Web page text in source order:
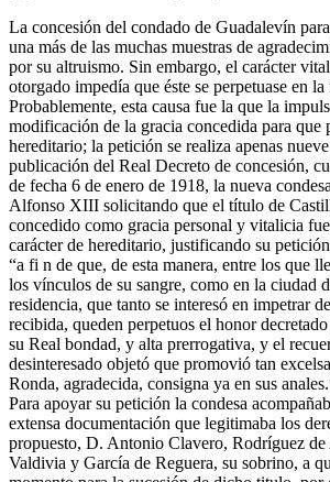
La concesión del condado de Guadalevín
una más de las muchas muestras de
por su altruismo. Sin embargo, el carácter
otorgado impedía que éste se perpetuase en
Probablemente, esta causa fue la que la
modificación de la gracia concedida para que
hereditario; la petición se realiza apenas
publicación del Real Decreto de concesión,
de fecha 6 de enero de 1918, la nueva
Alfonso XIII solicitando que el título de
concedido como gracia personal y vitalicia
carácter de hereditario, justificando su
“a fi n de que, de esta manera, entre los que
los vínculos de su sangre, como en la ciudad
residencia, que tanto se interesó en impetrar
recibida, queden perpetuos el honor
su Real bondad, y alta prerrogativa, y el
desinteresado objetó que promovió tan
Ronda, agradecida, consigna ya en sus
Para apoyar su petición la condesa
extensa documentación que legitimaba los
propuesto, D. Antonio Clavero, Rodríguez
Valdivia y García de Reguera, su sobrino, a